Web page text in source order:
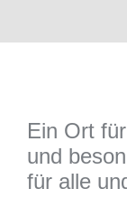
Ein Ort
und
für alle